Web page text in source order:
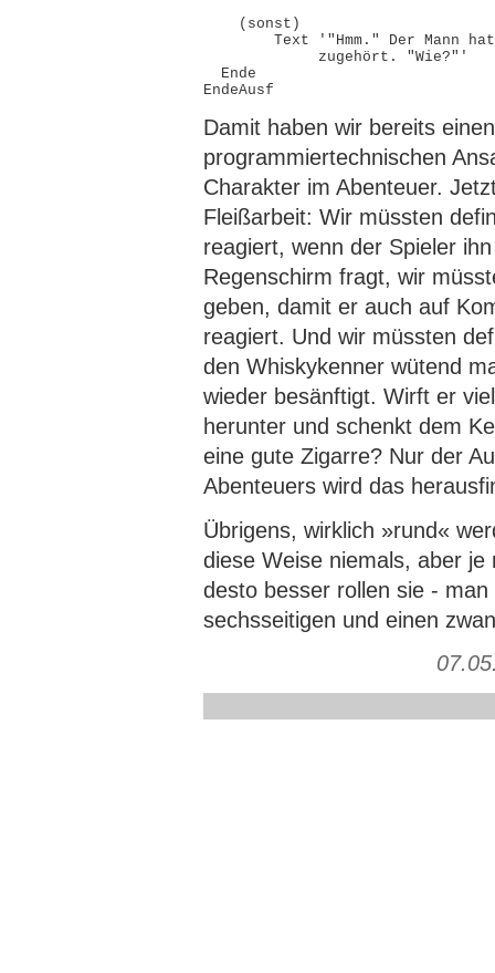
    (sonst)
Text '"Hmm." Der Mann
             zugehört. "Wie?"'
  Ende
Damit haben wir bereits einen
programmiertechnischen
Charakter im Abenteuer.
Fleißarbeit: Wir müssten
reagiert, wenn der Spieler
Regenschirm fragt, wir
geben, damit er auch auf
reagiert. Und wir müssten
den Whiskykenner wütend
wieder besänftigt. Wirft er
herunter und schenkt dem
eine gute Zigarre? Nur der
Abenteuers wird das
Übrigens, wirklich »rund«
diese Weise niemals, aber
desto besser rollen sie -
sechsseitigen und einen